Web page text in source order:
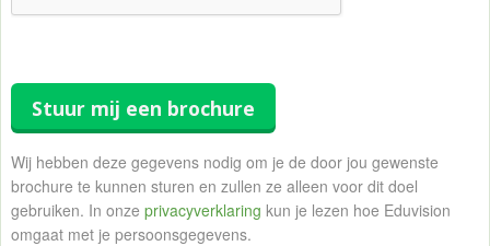
Stuur mij een brochure
Wij hebben deze gegevens nodig om je de door jou gewenste
brochure te kunnen sturen en zullen ze alleen voor dit doel
gebruiken. In onze privacyverklaring kun je lezen hoe Eduvision
omgaat met je persoonsgegevens.